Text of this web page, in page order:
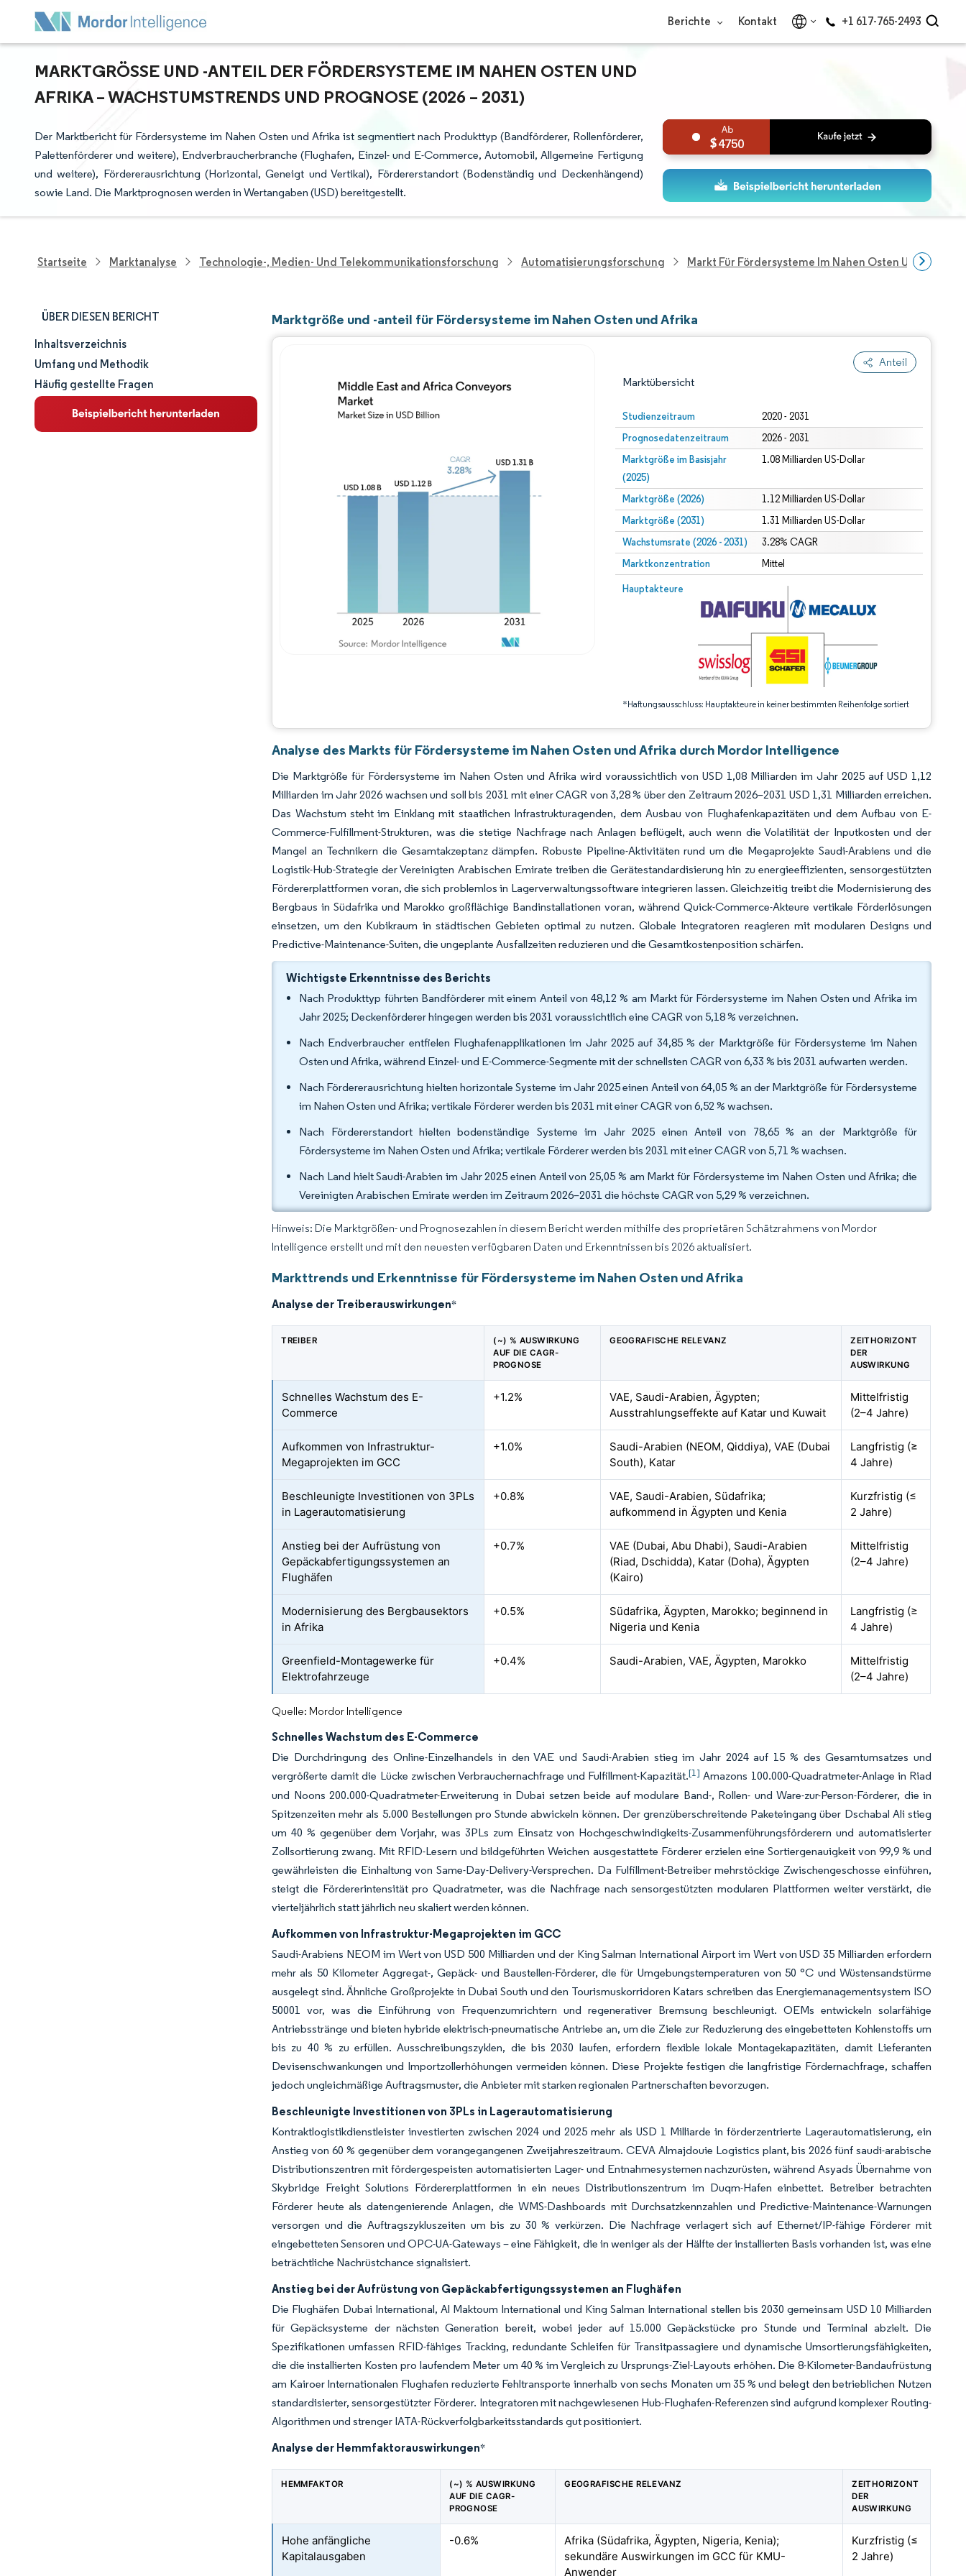
Berichte Kontakt +1 617-765-2493
MARKTGRÖSSE UND -ANTEIL DER FÖRDERSYSTEME IM NAHEN OSTEN UND A
FRIKA – WACHSTUMSTRENDS UND PROGNOSE (2026 – 2031)
Der Marktbericht für Fördersysteme im Nahen Osten und Afrika ist segmentiert nach Produkttyp (Bandförderer, Rollenförderer,
Palettenförderer und weitere), Endverbraucherbranche (Flughafen, Einzel- und E-Commerce, Automobil, Allgemeine Fertigung
und weitere), Fördererausrichtung (Horizontal, Geneigt und Vertikal), Fördererstandort (Bodenständig und Deckenhängend)
sowie Land. Die Marktprognosen werden in Wertangaben (USD) bereitgestellt.
4750
Startseite Marktanalyse Technologie-, Medien- Und Telekommunikationsforschung Automatisierungsforschung Markt Für Fördersysteme Im Nahen Osten Und Afrika
ÜBER DIESEN BERICHT
Marktgröße und -anteil
Marktanalyse
Trends und Einblicke
Inhaltsverzeichnis
Umfang und Methodik
Häufig gestellte Fragen
Marktgröße und -anteil für Fördersysteme im Nahen Osten und Afrika
Anteil
Marktübersicht
Studienzeitraum 2020 - 2031
Prognosedatenzeitraum 2026 - 2031
Marktgröße im Basisjahr
(2025)
1.08 Milliarden US-Dollar
Marktgröße (2026) 1.12 Milliarden US-Dollar
Marktgröße (2031) 1.31 Milliarden US-Dollar
Wachstumsrate (2026 - 2031) 3.28% CAGR
Marktkonzentration Mittel
Hauptakteure
*Haftungsausschluss: Hauptakteure in keiner bestimmten Reihenfolge sortiert
Bild © Mordor Intelligence. Wiederverwendung erfordert Namensnennung gemäß CC BY 4.0.
Bild © Mordor Intelligence. Wiederverwendung erfordert Namensnennung gemäß CC BY 4.0.
Analyse des Markts für Fördersysteme im Nahen Osten und Afrika durch Mordor Intelligence
Die Marktgröße für Fördersysteme im Nahen Osten und Afrika wird voraussichtlich von USD 1,08 Milliarden im Jahr 2025 auf USD 1,12
Milliarden im Jahr 2026 wachsen und soll bis 2031 mit einer CAGR von 3,28 % über den Zeitraum 2026–2031 USD 1,31 Milliarden erreichen.
Das Wachstum steht im Einklang mit staatlichen Infrastrukturagenden, dem Ausbau von Flughafenkapazitäten und dem Aufbau von E-
Commerce-Fulfillment-Strukturen, was die stetige Nachfrage nach Anlagen beflügelt, auch wenn die Volatilität der Inputkosten und der
Mangel an Technikern die Gesamtakzeptanz dämpfen. Robuste Pipeline-Aktivitäten rund um die Megaprojekte Saudi-Arabiens und die
Logistik-Hub-Strategie der Vereinigten Arabischen Emirate treiben die Gerätestandardisierung hin zu energieeffizienten, sensorgestützten
Fördererplattformen voran, die sich problemlos in Lagerverwaltungssoftware integrieren lassen. Gleichzeitig treibt die Modernisierung des
Bergbaus in Südafrika und Marokko großflächige Bandinstallationen voran, während Quick-Commerce-Akteure vertikale Förderlösungen
einsetzen, um den Kubikraum in städtischen Gebieten optimal zu nutzen. Globale Integratoren reagieren mit modularen Designs und
Predictive-Maintenance-Suiten, die ungeplante Ausfallzeiten reduzieren und die Gesamtkostenposition schärfen.
Wichtigste Erkenntnisse des Berichts
Nach Produkttyp führten Bandförderer mit einem Anteil von 48,12 % am Markt für Fördersysteme im Nahen Osten und Afrika im
Jahr 2025; Deckenförderer hingegen werden bis 2031 voraussichtlich eine CAGR von 5,18 % verzeichnen.
Nach Endverbraucher entfielen Flughafenapplikationen im Jahr 2025 auf 34,85 % der Marktgröße für Fördersysteme im Nahen
Osten und Afrika, während Einzel- und E-Commerce-Segmente mit der schnellsten CAGR von 6,33 % bis 2031 aufwarten werden.
Nach Fördererausrichtung hielten horizontale Systeme im Jahr 2025 einen Anteil von 64,05 % an der Marktgröße für Fördersysteme
im Nahen Osten und Afrika; vertikale Förderer werden bis 2031 mit einer CAGR von 6,52 % wachsen.
Nach Fördererstandort hielten bodenständige Systeme im Jahr 2025 einen Anteil von 78,65 % an der Marktgröße für
Fördersysteme im Nahen Osten und Afrika; vertikale Förderer werden bis 2031 mit einer CAGR von 5,71 % wachsen.
Nach Land hielt Saudi-Arabien im Jahr 2025 einen Anteil von 25,05 % am Markt für Fördersysteme im Nahen Osten und Afrika; die
Vereinigten Arabischen Emirate werden im Zeitraum 2026–2031 die höchste CAGR von 5,29 % verzeichnen.
Hinweis: Die Marktgrößen- und Prognosezahlen in diesem Bericht werden mithilfe des proprietären Schätzrahmens von Mordor
Intelligence erstellt und mit den neuesten verfügbaren Daten und Erkenntnissen bis 2026 aktualisiert.
Markttrends und Erkenntnisse für Fördersysteme im Nahen Osten und Afrika
Analyse der Treiberauswirkungen*
TREIBER
(~) % AUSWIRKUNG
AUF DIE CAGR-
PROGNOSE
GEOGRAFISCHE RELEVANZ
ZEITHORIZONT
DER
AUSWIRKUNG
Schnelles Wachstum des E-
Commerce
+1.2%
VAE, Saudi-Arabien, Ägypten;
Ausstrahlungseffekte auf Katar und Kuwait
Mittelfristig
(2–4 Jahre)
Aufkommen von Infrastruktur-
Megaprojekten im GCC
+1.0%
Saudi-Arabien (NEOM, Qiddiya), VAE (Dubai
South), Katar
Langfristig (≥
4 Jahre)
Beschleunigte Investitionen von 3PLs
in Lagerautomatisierung
+0.8%
VAE, Saudi-Arabien, Südafrika;
aufkommend in Ägypten und Kenia
Kurzfristig (≤
2 Jahre)
Anstieg bei der Aufrüstung von
Gepäckabfertigungssystemen an
Flughäfen
+0.7%
VAE (Dubai, Abu Dhabi), Saudi-Arabien
(Riad, Dschidda), Katar (Doha), Ägypten
(Kairo)
Mittelfristig
(2–4 Jahre)
Modernisierung des Bergbausektors
in Afrika
+0.5%
Südafrika, Ägypten, Marokko; beginnend in
Nigeria und Kenia
Langfristig (≥
4 Jahre)
Greenfield-Montagewerke für
Elektrofahrzeuge
+0.4% Saudi-Arabien, VAE, Ägypten, Marokko
Mittelfristig
(2–4 Jahre)
Quelle: Mordor Intelligence
Schnelles Wachstum des E-Commerce
Die Durchdringung des Online-Einzelhandels in den VAE und Saudi-Arabien stieg im Jahr 2024 auf 15 % des Gesamtumsatzes und
vergrößerte damit die Lücke zwischen Verbrauchernachfrage und Fulfillment-Kapazität.[1] Amazons 100.000-Quadratmeter-Anlage in Riad
und Noons 200.000-Quadratmeter-Erweiterung in Dubai setzen beide auf modulare Band-, Rollen- und Ware-zur-Person-Förderer, die in
Spitzenzeiten mehr als 5.000 Bestellungen pro Stunde abwickeln können. Der grenzüberschreitende Paketeingang über Dschabal Ali stieg
um 40 % gegenüber dem Vorjahr, was 3PLs zum Einsatz von Hochgeschwindigkeits-Zusammenführungsförderern und automatisierter
Zollsortierung zwang. Mit RFID-Lesern und bildgeführten Weichen ausgestattete Förderer erzielen eine Sortiergenauigkeit von 99,9 % und
gewährleisten die Einhaltung von Same-Day-Delivery-Versprechen. Da Fulfillment-Betreiber mehrstöckige Zwischengeschosse einführen,
steigt die Fördererintensität pro Quadratmeter, was die Nachfrage nach sensorgestützten modularen Plattformen weiter verstärkt, die
vierteljährlich statt jährlich neu skaliert werden können.
Aufkommen von Infrastruktur-Megaprojekten im GCC
Saudi-Arabiens NEOM im Wert von USD 500 Milliarden und der King Salman International Airport im Wert von USD 35 Milliarden erfordern
mehr als 50 Kilometer Aggregat-, Gepäck- und Baustellen-Förderer, die für Umgebungstemperaturen von 50 °C und Wüstensandstürme
ausgelegt sind. Ähnliche Großprojekte in Dubai South und den Tourismuskorridoren Katars schreiben das Energiemanagementsystem ISO
50001 vor, was die Einführung von Frequenzumrichtern und regenerativer Bremsung beschleunigt. OEMs entwickeln solarfähige
Antriebsstränge und bieten hybride elektrisch-pneumatische Antriebe an, um die Ziele zur Reduzierung des eingebetteten Kohlenstoffs um
bis zu 40 % zu erfüllen. Ausschreibungszyklen, die bis 2030 laufen, erfordern flexible lokale Montagekapazitäten, damit Lieferanten
Devisenschwankungen und Importzollerhöhungen vermeiden können. Diese Projekte festigen die langfristige Fördernachfrage, schaffen
jedoch ungleichmäßige Auftragsmuster, die Anbieter mit starken regionalen Partnerschaften bevorzugen.
Beschleunigte Investitionen von 3PLs in Lagerautomatisierung
Kontraktlogistikdienstleister investierten zwischen 2024 und 2025 mehr als USD 1 Milliarde in förderzentrierte Lagerautomatisierung, ein
Anstieg von 60 % gegenüber dem vorangegangenen Zweijahreszeitraum. CEVA Almajdouie Logistics plant, bis 2026 fünf saudi-arabische
Distributionszentren mit fördergespeisten automatisierten Lager- und Entnahmesystemen nachzurüsten, während Asyads Übernahme von
Skybridge Freight Solutions Fördererplattformen in ein neues Distributionszentrum im Duqm-Hafen einbettet. Betreiber betrachten
Förderer heute als datengenierende Anlagen, die WMS-Dashboards mit Durchsatzkennzahlen und Predictive-Maintenance-Warnungen
versorgen und die Auftragszykluszeiten um bis zu 30 % verkürzen. Die Nachfrage verlagert sich auf Ethernet/IP-fähige Förderer mit
eingebetteten Sensoren und OPC-UA-Gateways – eine Fähigkeit, die in weniger als der Hälfte der installierten Basis vorhanden ist, was eine
beträchtliche Nachrüstchance signalisiert.
Anstieg bei der Aufrüstung von Gepäckabfertigungssystemen an Flughäfen
Die Flughäfen Dubai International, Al Maktoum International und King Salman International stellen bis 2030 gemeinsam USD 10 Milliarden
für Gepäcksysteme der nächsten Generation bereit, wobei jeder auf 15.000 Gepäckstücke pro Stunde und Terminal abzielt. Die
Spezifikationen umfassen RFID-fähiges Tracking, redundante Schleifen für Transitpassagiere und dynamische Umsortierungsfähigkeiten,
die die installierten Kosten pro laufendem Meter um 40 % im Vergleich zu Ursprungs-Ziel-Layouts erhöhen. Die 8-Kilometer-Bandaufrüstung
am Kairoer Internationalen Flughafen reduzierte Fehltransporte innerhalb von sechs Monaten um 35 % und belegt den betrieblichen Nutzen
standardisierter, sensorgestützter Förderer. Integratoren mit nachgewiesenen Hub-Flughafen-Referenzen sind aufgrund komplexer Routing-
Algorithmen und strenger IATA-Rückverfolgbarkeitsstandards gut positioniert.
Analyse der Hemmfaktorauswirkungen*
HEMMFAKTOR
(~) % AUSWIRKUNG
AUF DIE CAGR-
PROGNOSE
GEOGRAFISCHE RELEVANZ
ZEITHORIZONT
DER
AUSWIRKUNG
Hohe anfängliche
Kapitalausgaben
-0.6%
Afrika (Südafrika, Ägypten, Nigeria, Kenia);
sekundäre Auswirkungen im GCC für KMU-
Anwender
Kurzfristig (≤
2 Jahre)